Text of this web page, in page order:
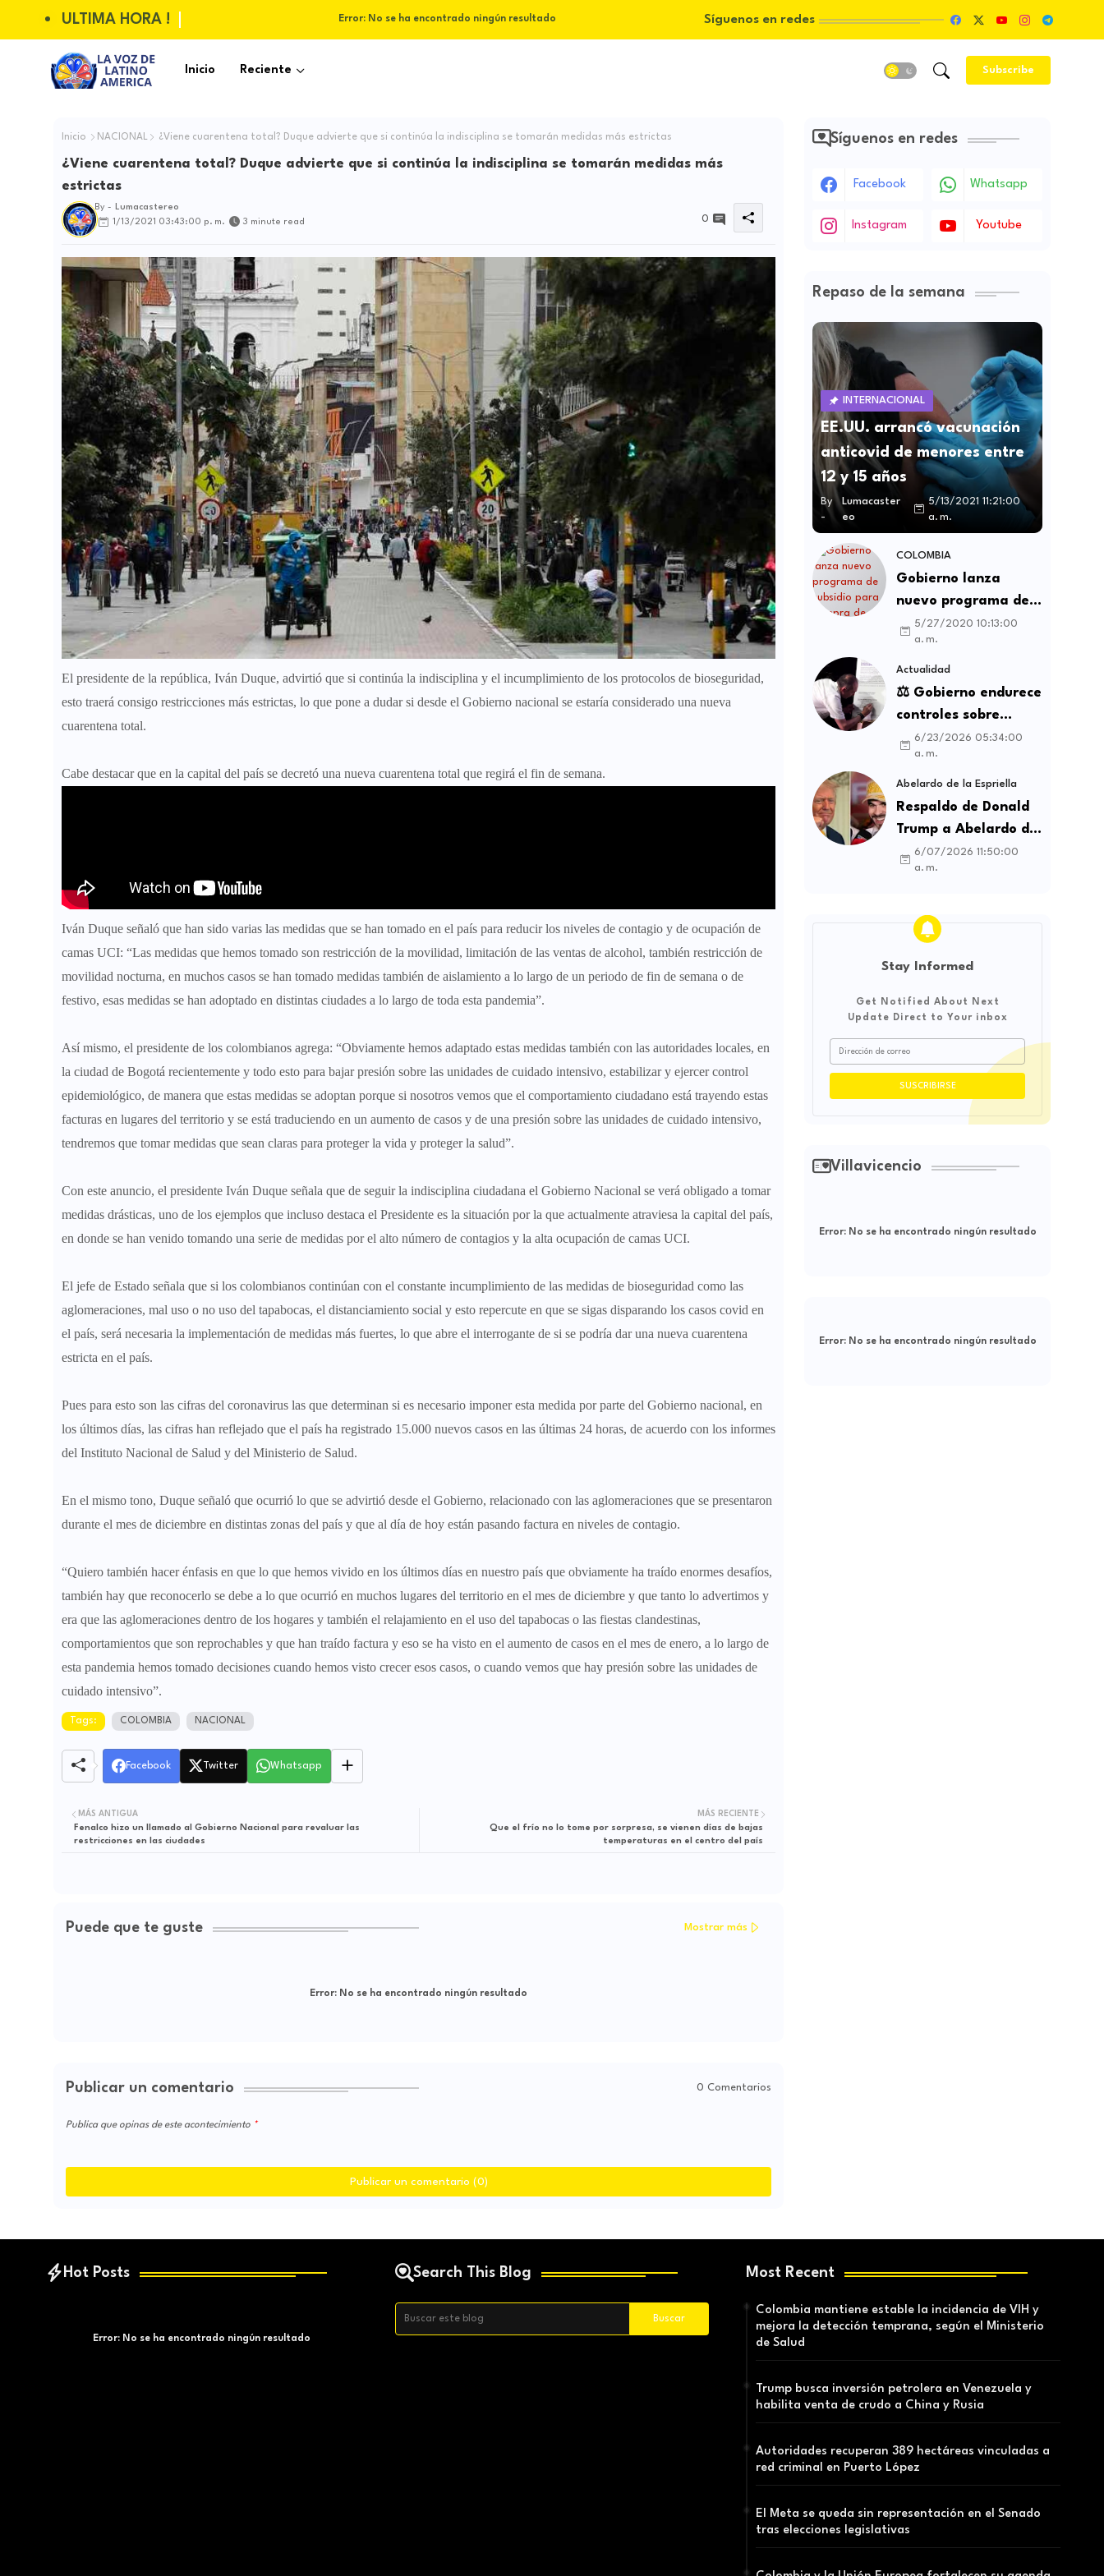
ULTIMA HORA ! Error: No se ha encontrado ningún resultado Síguenos en redes
Inicio Reciente Subscribe
Inicio NACIONAL ¿Viene cuarentena total? Duque advierte que si continúa la indisciplina se tomarán medidas más estrictas
¿Viene cuarentena total? Duque advierte que si continúa la indisciplina se tomarán medidas más
estrictas
By -
Lumacastereo
1/13/2021 03:43:00 p. m.
3 minute read 0
El presidente de la república, Iván Duque, advirtió que si continúa la indisciplina y el incumplimiento de los protocolos de bioseguridad,
esto traerá consigo restricciones más estrictas, lo que pone a dudar si desde el Gobierno nacional se estaría considerado una nueva
cuarentena total.
Cabe destacar que en la capital del país se decretó una nueva cuarentena total que regirá el fin de semana.
Iván Duque señaló que han sido varias las medidas que se han tomado en el país para reducir los niveles de contagio y de ocupación de
camas UCI: “Las medidas que hemos tomado son restricción de la movilidad, limitación de las ventas de alcohol, también restricción de
movilidad nocturna, en muchos casos se han tomado medidas también de aislamiento a lo largo de un periodo de fin de semana o de
festivo, esas medidas se han adoptado en distintas ciudades a lo largo de toda esta pandemia”.
Así mismo, el presidente de los colombianos agrega: “Obviamente hemos adaptado estas medidas también con las autoridades locales, en
la ciudad de Bogotá recientemente y todo esto para bajar presión sobre las unidades de cuidado intensivo, estabilizar y ejercer control
epidemiológico, de manera que estas medidas se adoptan porque si nosotros vemos que el comportamiento ciudadano está trayendo estas
facturas en lugares del territorio y se está traduciendo en un aumento de casos y de una presión sobre las unidades de cuidado intensivo,
tendremos que tomar medidas que sean claras para proteger la vida y proteger la salud”.
Con este anuncio, el presidente Iván Duque señala que de seguir la indisciplina ciudadana el Gobierno Nacional se verá obligado a tomar
medidas drásticas, uno de los ejemplos que incluso destaca el Presidente es la situación por la que actualmente atraviesa la capital del país,
en donde se han venido tomando una serie de medidas por el alto número de contagios y la alta ocupación de camas UCI.
El jefe de Estado señala que si los colombianos continúan con el constante incumplimiento de las medidas de bioseguridad como las
aglomeraciones, mal uso o no uso del tapabocas, el distanciamiento social y esto repercute en que se sigas disparando los casos covid en
el país, será necesaria la implementación de medidas más fuertes, lo que abre el interrogante de si se podría dar una nueva cuarentena
estricta en el país.
Pues para esto son las cifras del coronavirus las que determinan si es necesario imponer esta medida por parte del Gobierno nacional, en
los últimos días, las cifras han reflejado que el país ha registrado 15.000 nuevos casos en las últimas 24 horas, de acuerdo con los informes
del Instituto Nacional de Salud y del Ministerio de Salud.
En el mismo tono, Duque señaló que ocurrió lo que se advirtió desde el Gobierno, relacionado con las aglomeraciones que se presentaron
durante el mes de diciembre en distintas zonas del país y que al día de hoy están pasando factura en niveles de contagio.
“Quiero también hacer énfasis en que lo que hemos vivido en los últimos días en nuestro país que obviamente ha traído enormes desafíos,
también hay que reconocerlo se debe a lo que ocurrió en muchos lugares del territorio en el mes de diciembre y que tanto lo advertimos y
era que las aglomeraciones dentro de los hogares y también el relajamiento en el uso del tapabocas o las fiestas clandestinas,
comportamientos que son reprochables y que han traído factura y eso se ha visto en el aumento de casos en el mes de enero, a lo largo de
esta pandemia hemos tomado decisiones cuando hemos visto crecer esos casos, o cuando vemos que hay presión sobre las unidades de
cuidado intensivo”.
Tags: COLOMBIA NACIONAL
Facebook Twitter Whatsapp
MÁS RECIENTE
Que el frío no lo tome por sorpresa, se vienen días de bajas
temperaturas en el centro del país
MÁS ANTIGUA
Fenalco hizo un llamado al Gobierno Nacional para revaluar las
restricciones en las ciudades
Puede que te guste Mostrar más
Error: No se ha encontrado ningún resultado
Publicar un comentario 0 Comentarios
Publica que opinas de este acontecimiento
Publicar un comentario (0)
Síguenos en redes
Facebook Whatsapp
Instagram Youtube
Repaso de la semana
INTERNACIONAL
EE.UU. arrancó vacunación
anticovid de menores entre
12 y 15 años
By
-
Lumacaster
eo
5/13/2021 11:21:00
a. m.
COLOMBIA
Gobierno lanza
nuevo programa de
subsidio para compra
de vivienda VIS y no
VIS
5/27/2020 10:13:00
a. m.
Actualidad
⚖️ Gobierno endurece
controles sobre
contratos sindicales
y busca frenar la
intermediación
laboral ilegal
6/23/2026 05:34:00
a. m.
Abelardo de la Espriella
Respaldo de Donald
Trump a Abelardo de
la Espriella genera
debate sobre
influencia
internacional
6/07/2026 11:50:00
a. m.
Stay Informed
Get Notified About Next
Update Direct to Your inbox
Villavicencio
Error:No se ha encontrado ningún resultado
Error:No se ha encontrado ningún resultado
Hot Posts
Error: No se ha encontrado ningún resultado
Search This Blog Most Recent
Colombia mantiene estable la incidencia de VIH y
mejora la detección temprana, según el Ministerio
de Salud
Trump busca inversión petrolera en Venezuela y
habilita venta de crudo a China y Rusia
Autoridades recuperan 389 hectáreas vinculadas a
red criminal en Puerto López
El Meta se queda sin representación en el Senado
tras elecciones legislativas